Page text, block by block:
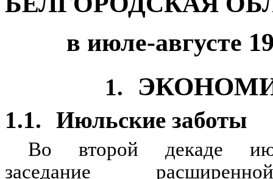
в июле-августе
1.
1.1. Июльские заботы
Во второй декаде
заседание